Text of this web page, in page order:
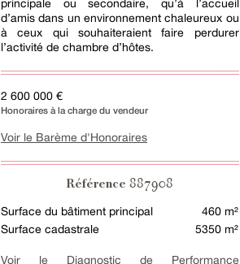
principale ou secondaire, qu’à l’accueil
d’amis dans un environnement chaleureux ou
à ceux qui souhaiteraient faire perdurer
l’activité de chambre d’hôtes.
2 600 000 €
Honoraires à la charge du vendeur
Voir le Barème d'Honoraires
Référence887908
Surface du bâtiment principal
460 m²
Surface cadastrale
5350 m²
Voir le Diagnostic de Performance